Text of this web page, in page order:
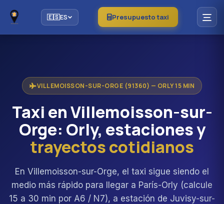
🇪🇸ES Presupuesto taxi
VILLEMOISSON-SUR-ORGE (91360) — ORLY 15 MIN
Taxi en Villemoisson-sur-
Orge: Orly, estaciones y
trayectos cotidianos
En Villemoisson-sur-Orge, el taxi sigue siendo el
medio más rápido para llegar a París-Orly (calcule
15 a 30 min por A6 / N7), a estación de Juvisy-sur-